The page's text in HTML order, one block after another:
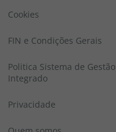
Cookies
FIN e Condições Gerais
Politica Sistema de Gestão
Integrado
Privacidade